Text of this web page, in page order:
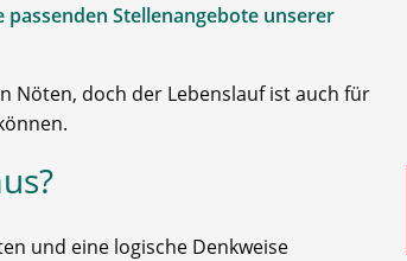
Stellenangebote unserer
Nöten, doch der Lebenslauf ist auch für
und eine logische Denkweise